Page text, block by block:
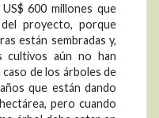
600 millones que
proyecto, porque
están sembradas y,
cultivos aún no han
caso de los árboles de
que están dando
pero cuando